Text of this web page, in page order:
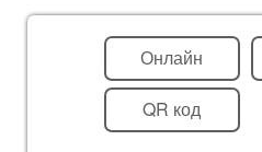
Онлайн
QR код